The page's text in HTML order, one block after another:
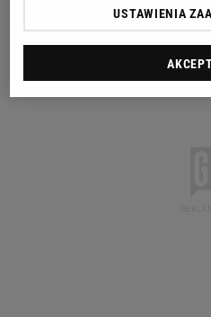
USTAWIENIA